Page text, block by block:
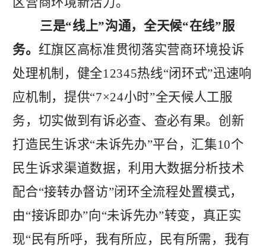
三是“线上”沟通，全天候“在线”服
务。 红旗区高标准贯彻落实营商环境投诉
处理机制，健全12345热线“闭环式”迅速响
应机制，提供“7×24小时”全天候人工服
务，切实做到有诉必查、查必有果。创新
打造民生诉求“未诉先办”平台，汇集10个
民生诉求渠道数据，利用大数据分析技术
配合“接转办督访”闭环全流程处置模式，
由“接诉即办”向“未诉先办”转变，真正实
现“民有所呼，我有所应，民有所需，我有